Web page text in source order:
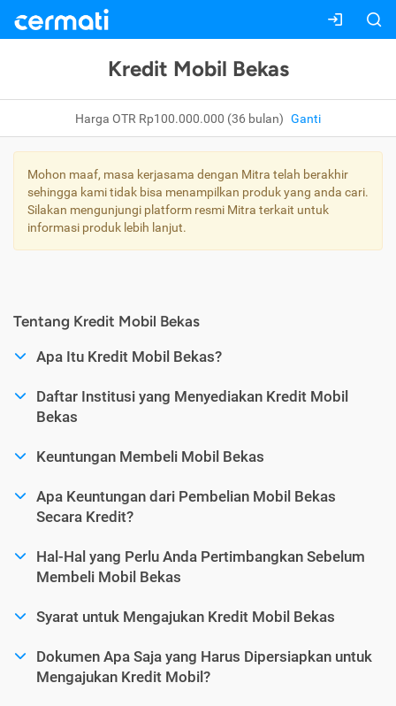
Kredit Mobil Bekas
Harga OTR Rp100.000.000 (36 bulan) Ganti
Mohon maaf, masa kerjasama dengan Mitra telah berakhir
sehingga kami tidak bisa menampilkan produk yang anda cari.
Silakan mengunjungi platform resmi Mitra terkait untuk
informasi produk lebih lanjut.
Tentang Kredit Mobil Bekas
Apa Itu Kredit Mobil Bekas?
Daftar Institusi yang Menyediakan Kredit Mobil
Bekas
Keuntungan Membeli Mobil Bekas
Apa Keuntungan dari Pembelian Mobil Bekas
Secara Kredit?
Hal-Hal yang Perlu Anda Pertimbangkan Sebelum
Membeli Mobil Bekas
Syarat untuk Mengajukan Kredit Mobil Bekas
Dokumen Apa Saja yang Harus Dipersiapkan untuk
Mengajukan Kredit Mobil?